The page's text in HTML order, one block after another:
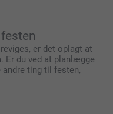
er det oplagt at
Er du ved at planlægge
ting til festen,